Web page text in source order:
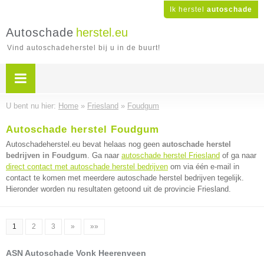
Ik herstel autoschade
Autoschade herstel.eu
Vind autoschadeherstel bij u in de buurt!
U bent nu hier: Home » Friesland » Foudgum
Autoschade herstel Foudgum
Autoschadeherstel.eu bevat helaas nog geen autoschade herstel
bedrijven in Foudgum. Ga naar autoschade herstel Friesland of ga naar
direct contact met autoschade herstel bedrijven om via één e-mail in
contact te komen met meerdere autoschade herstel bedrijven tegelijk.
Hieronder worden nu resultaten getoond uit de provincie Friesland.
1 2 3 » »»
ASN Autoschade Vonk Heerenveen